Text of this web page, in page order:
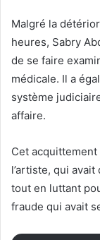
Malgré la
heures, Sabry
de se faire
médicale. Il a
système
affaire.
Cet
l’artiste, qui
tout en luttant
fraude qui avait